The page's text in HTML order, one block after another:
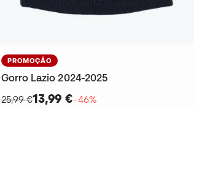
PROMOÇÃO
Gorro Lazio 2024-2025
25,99 €13,99 €−46%